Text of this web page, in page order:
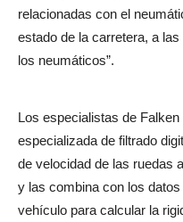
relacionadas con el
estado de la carretera, a
los neumáticos”.
Los especialistas de
especializada de filtrado
de velocidad de las ruedas
y las combina con los
vehículo para calcular la